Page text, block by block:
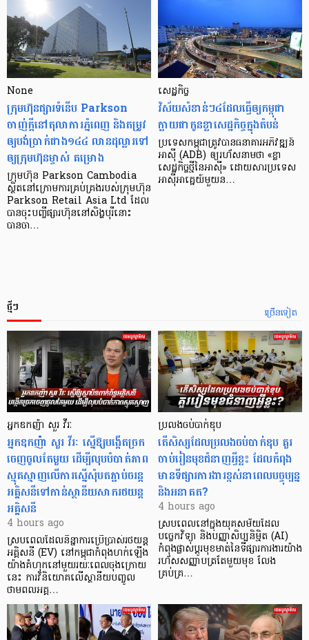
None
ក្រុមហ៊ុនផ្សារទំនើប Parkson
ចាញ់ក្ដីនៅតុលាការភ្នំពេញ និងតម្រូវ
ឲ្យបង់ប្រាក់ជាង១៤៤ លានដុល្លារទៅ
ឲ្យក្រុមហ៊ុនម្ចាស់ គម្រោង
ក្រុមហ៊ុន Parkson Cambodia
ស្ថិតនៅក្រោមការគ្រប់គ្រងរបស់ក្រុមហ៊ុន
Parkson Retail Asia Ltd ដែល
បានចុះបញ្ចីផ្សារហ៊ុននៅសិង្ហបុរីនោះ
បានចា…
សេដ្ឋកិច្ច​
វិស័យ​សំខាន់ៗ​៤​ដែល​ធ្វើ​ឲ្យ​កម្ពុជា​
ក្លាយ​ជា​កូន​ខ្លា​សេដ្ឋកិច្ច​ក្នុង​តំបន់
ប្រទេស​កម្ពុជា​ត្រូវ​បាន​ធនាគារ​អភិវឌ្ឍន៍​
អាស៊ី (ADB) ឲ្យ​រហ័ស​នាមថា «ខ្លា​
សេដ្ឋកិច្ច​ថ្មី​នៃ​អាស៊ី» ដោយសារ​ប្រទេស​
អាស៊ី​អាគ្នេយ៍​មួយ​ន…
ច្រើនទៀត
ថ្មីៗ
អ្នកឧកញ៉ា សួរ វីរៈ
អ្នកឧកញ៉ា សួរ វីរៈ ស្នើឱ្យបង្កើតច្រក
ចេញចូលតែមួយ ដើម្បីលុបបំបាត់ភាព
ស្មុគស្មាញលើការស្នើសុំបតភ្ជាប់ចរន្ត
អគ្គិសនីទៅកាន់ស្ថានីយសាករថយន្ត
អគ្គិសនី
4 hours ago
ស្របពេលដែលនិន្នាការប្រើប្រាស់រថយន្ត
អគ្គិសនី (EV) នៅកម្ពុជាកំពុងហក់ឡើង
យ៉ាងគំហុកនៅមួយរយៈពេលចុងក្រោយ
នេះ ការវិនិយោគលើស្ថានីយបញ្ចូល
ថាមពលអគ្គ…
ប្រលងចប់បាក់ឌុប
តើសិស្សដែលប្រលងចប់បាក់ឌុប គួរ
ចាប់រៀនមុខជំនាញអ្វីខ្លះ ដែលកំពុង
មានទីផ្សារការងារខ្ពស់នាពេលបច្ចុប្បន្ន
និងអនាគត?
4 hours ago
ស្របពេលនៅក្នុងយុគសម័យដែល
បច្ចេកវិទ្យា និងបញ្ញាសិប្បនិម្មិត (AI)
កំពុងផ្លាស់ប្តូរមុខមាត់នៃទីផ្សារការងារយ៉ាង
រហ័សសញ្ញាបត្រតែមួយមុខ លែង
គ្រប់គ្រ…